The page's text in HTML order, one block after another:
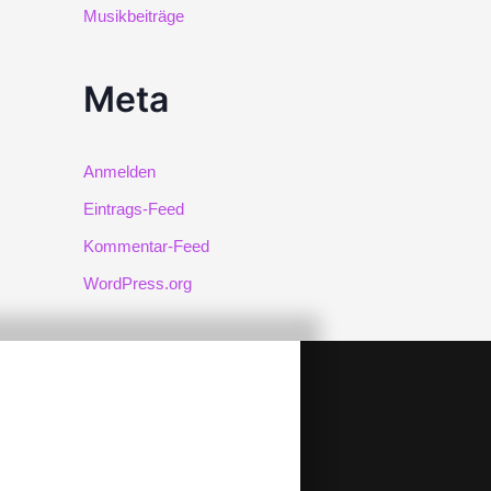
Musikbeiträge
Meta
Anmelden
Eintrags-Feed
Kommentar-Feed
WordPress.org